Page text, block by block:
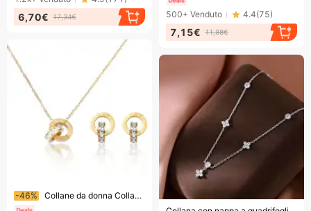
6,70€ 17,34€ 500+ Venduto 4.4(75)
7,15€ 11,98€
Finendo presto!
-46% Collane da donna Collana con doppio anello romano e clavicola - Gioielli da donna in acciaio al titanio ipoallergenico
Finendo presto!